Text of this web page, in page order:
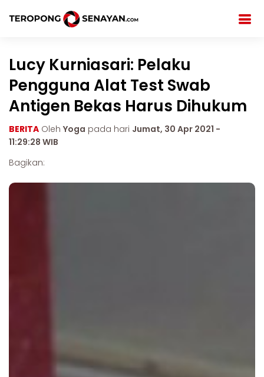
Lucy Kurniasari: Pelaku
Pengguna Alat Test Swab
Antigen Bekas Harus Dihukum
BERITA Oleh Yoga pada hari Jumat, 30 Apr 2021 -
11:29:28 WIB
Bagikan: